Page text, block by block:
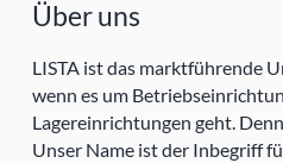
Über uns
LISTA ist das marktführende
wenn es um
Lagereinrichtungen geht.
Unser Name ist der Inbegriff